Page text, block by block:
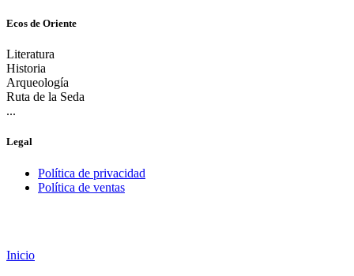
Ecos de Oriente
Literatura
Historia
Arqueología
Ruta de la Seda
...
Legal
Política de privacidad
Política de ventas
Inicio